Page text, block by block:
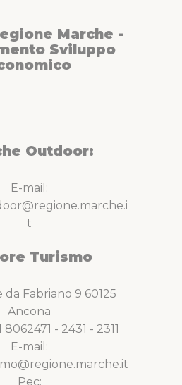
Marche -
Sviluppo
Outdoor:
E-mail:
t
Turismo
da Fabriano 9 60125
Ancona
8062471 - 2431 - 2311
E-mail:
Pec: